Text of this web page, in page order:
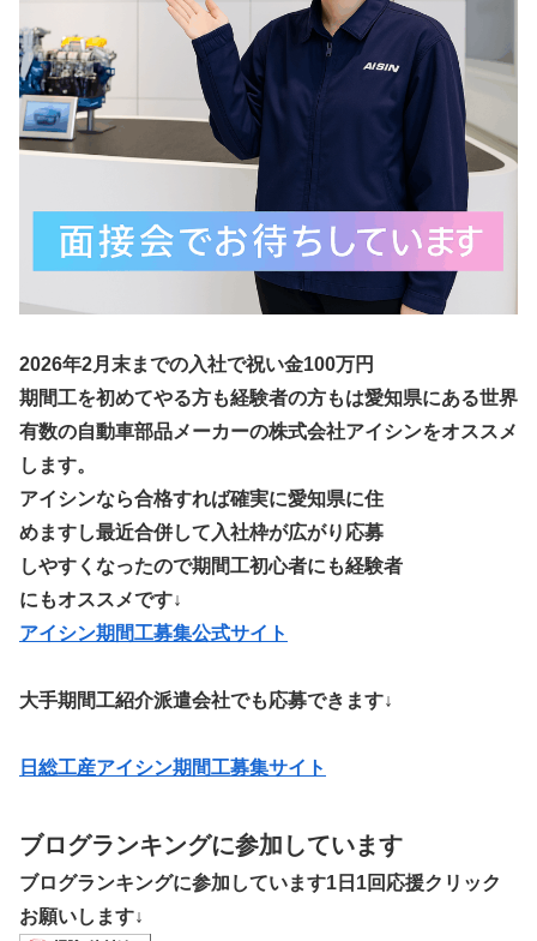
2026年2月末までの入社で祝い金100万円
期間工を初めてやる方も経験者の方もは愛知県にある世界
有数の自動車部品メーカーの株式会社アイシンをオススメ
します。
アイシンなら合格すれば確実に愛知県に住
めますし最近合併して入社枠が広がり応募
しやすくなったので期間工初心者にも経験者
にもオススメです↓
アイシン期間工募集公式サイト
大手期間工紹介派遣会社でも応募できます↓
日総工産アイシン期間工募集サイト
ブログランキングに参加しています
ブログランキングに参加しています1日1回応援クリック
お願いします↓